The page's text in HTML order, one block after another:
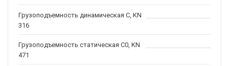
Грузоподъемность динамическая C, KN
316
Грузоподъемность статическая C0, KN
471